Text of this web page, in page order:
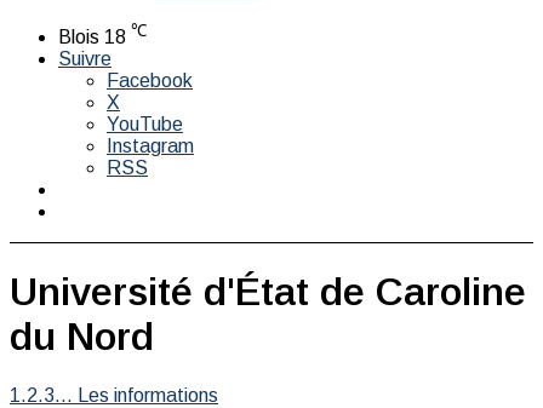
Blois 18 ℃
Suivre
Facebook
X
YouTube
Instagram
RSS
Université d'État de Caroline
du Nord
1.2.3... Les informations